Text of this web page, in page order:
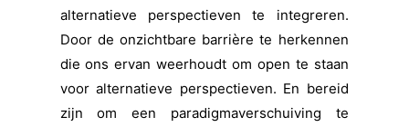
alternatieve perspectieven te integreren.
Door de onzichtbare barrière te herkennen
die ons ervan weerhoudt om open te staan
voor alternatieve perspectieven. En bereid
zijn om een paradigmaverschuiving te